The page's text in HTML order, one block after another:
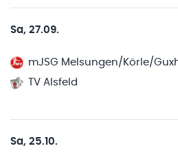
Sa, 27.09.
mJSG Melsungen/Körle/
TV Alsfeld
Sa, 25.10.